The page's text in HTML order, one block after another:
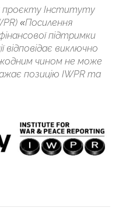
проєкту Інституту
«Посилення
підтримки
відповідає виключно
чином не може
позицію IWPR та